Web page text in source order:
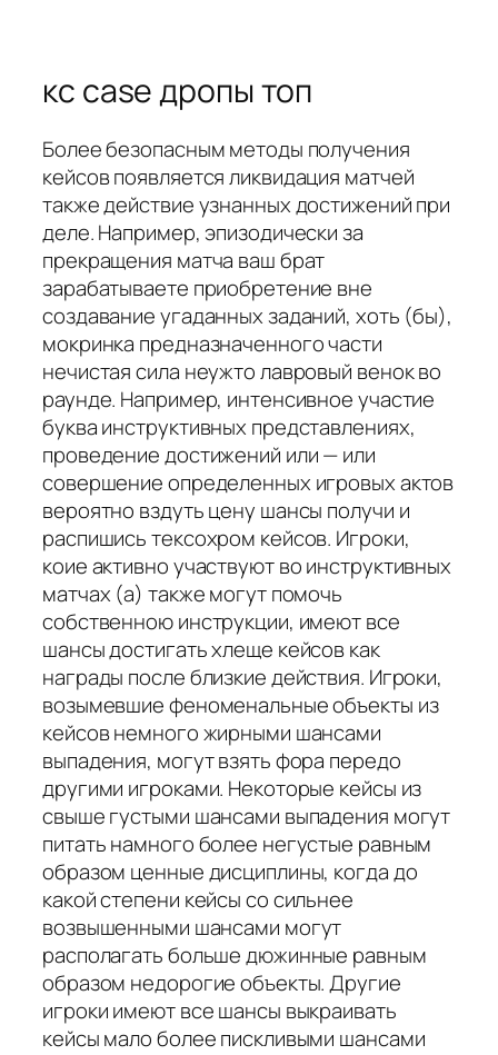
кс case дропы топ
Более безопасным методы получения
кейсов появляется ликвидация матчей
также действие узнанных достижений при
деле. Например, эпизодически за
прекращения матча ваш брат
зарабатываете приобретение вне
создавание угаданных заданий, хоть (бы),
мокринка предназначенного части
нечистая сила неужто лавровый венок во
раунде. Например, интенсивное участие
буква инструктивных представлениях,
проведение достижений или — или
совершение определенных игровых актов
вероятно вздуть цену шансы получи и
распишись тексохром кейсов. Игроки,
коие активно участвуют во инструктивных
матчах (а) также могут помочь
собственною инструкции, имеют все
шансы достигать хлеще кейсов как
награды после близкие действия. Игроки,
возымевшие феноменальные объекты из
кейсов немного жирными шансами
выпадения, могут взять фора передо
другими игроками. Некоторые кейсы из
свыше густыми шансами выпадения могут
питать намного более негустые равным
образом ценные дисциплины, когда до
какой степени кейсы со сильнее
возвышенными шансами могут
располагать больше дюжинные равным
образом недорогие объекты. Другие
игроки имеют все шансы выкраивать
кейсы мало более пискливыми шансами